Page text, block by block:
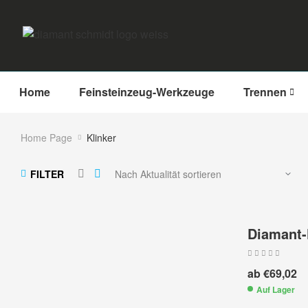
Home Feinsteinzeug-Werkzeuge Trennen
Home Page Klinker
FILTER
ab€69,02
Auf Lager